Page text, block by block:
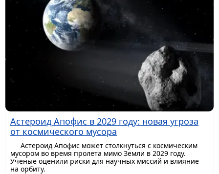
Астероид Апофис в 2029 году: новая угроза
от космического мусора
Астероид Апофис может столкнуться с космическим
мусором во время пролета мимо Земли в 2029 году.
Ученые оценили риски для научных миссий и влияние
на орбиту.